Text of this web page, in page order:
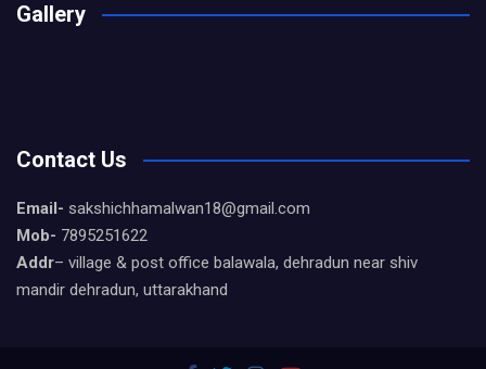
Gallery
Contact Us
Email- sakshichhamalwan18@gmail.com
Mob- 7895251622
Addr– village & post office balawala, dehradun near shiv
mandir dehradun, uttarakhand